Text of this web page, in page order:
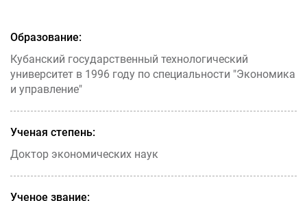
Образование:
Кубанский государственный технологический
университет в 1996 году по специальности "Экономика
и управление"
Ученая степень:
Доктор экономических наук
Ученое звание: